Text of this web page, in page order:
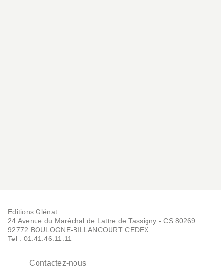
MONTAGNE
Pascal Sombardier
Editions Glénat
24 Avenue du Maréchal de Lattre de Tassigny - CS 80269
92772 BOULOGNE-BILLANCOURT CEDEX
Tel : 01.41.46.11.11
Contactez-nous